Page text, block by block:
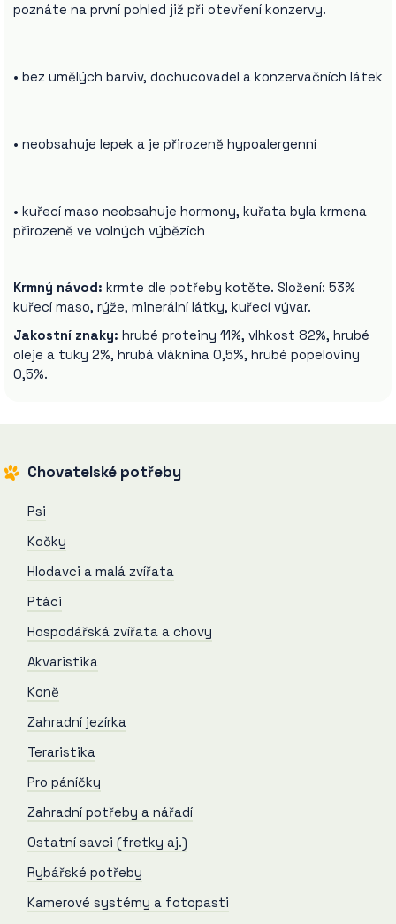
poznáte na první pohled již při otevření konzervy.
• bez umělých barviv, dochucovadel a konzervačních látek
• neobsahuje lepek a je přirozeně hypoalergenní
• kuřecí maso neobsahuje hormony, kuřata byla krmena
přirozeně ve volných výbězích
Krmný návod: krmte dle potřeby kotěte. Složení: 53%
kuřecí maso, rýže, minerální látky, kuřecí vývar.
Jakostní znaky: hrubé proteiny 11%, vlhkost 82%, hrubé
oleje a tuky 2%, hrubá vláknina 0,5%, hrubé popeloviny
0,5%.
Chovatelské potřeby
Psi
Kočky
Hlodavci a malá zvířata
Ptáci
Hospodářská zvířata a chovy
Akvaristika
Koně
Zahradní jezírka
Teraristika
Pro páníčky
Zahradní potřeby a nářadí
Ostatní savci (fretky aj.)
Rybářské potřeby
Kamerové systémy a fotopasti